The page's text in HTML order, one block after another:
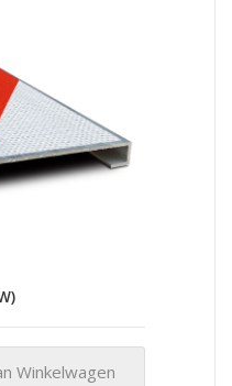
Winkelwagen